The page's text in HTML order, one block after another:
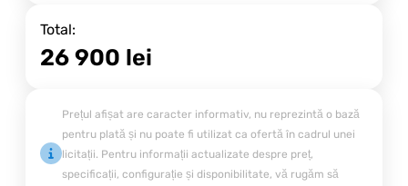
Total:
26 900 lei
Prețul afișat are caracter informativ, nu reprezintă o bază
pentru plată și nu poate fi utilizat ca ofertă în cadrul unei
licitații. Pentru informații actualizate despre preț,
specificații, configurație și disponibilitate, vă rugăm să